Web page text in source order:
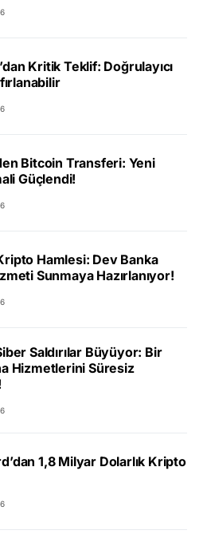
Kritik Teklif: Doğrulayıcı
Bitcoin Transferi: Yeni
Güçlendi!
Hamlesi: Dev Banka
Sunmaya Hazırlanıyor!
Saldırılar Büyüyor: Bir
Hizmetlerini Süresiz
1,8 Milyar Dolarlık Kripto